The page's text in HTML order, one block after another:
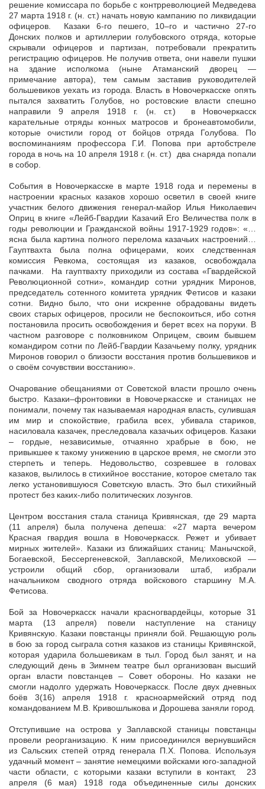
решение комиссара по борьбе с контрреволюцией Медведева
27 марта 1918 г. (н. ст.) начать новую кампанию по ликвидации
офицеров. Казаки 6-го пешего, 10–го и частично 27-го
Донских полков и артиллерии голубовского отряда, которые
скрывали офицеров и партизан, потребовали прекратить
регистрацию офицеров. Не получив ответа, они навели пушки
на здание исполкома (ныне Атаманский дворец —
примечание автора), тем самым заставив руководителей
большевиков уехать из города. Власть в Новочеркасске опять
пытался захватить Голубов, но ростовские власти спешно
направили 9 апреля 1918 г. (н. ст.) в Новочеркасск
карательные отряды конных матросов и бронеавтомобили,
которые очистили город от бойцов отряда Голубова. По
воспоминаниям профессора Г.И. Попова при артобстреле
города в ночь на 10 апреля 1918 г. (н. ст.) два снаряда попали
в собор.
События в Новочеркасске в марте 1918 года и перемены в
настроении красных казаков хорошо осветил в своей книге
участник белого движения генерал-майор Илья Николаевич
Оприц в книге «Лейб-Гвардии Казачий Его Величества полк в
годы революции и Гражданской войны 1917-1929 годов»: «…
ясна была картина полного перелома казачьих настроений…
Гауптвахта была полна офицерами, коих следственная
комиссия Ревкома, состоящая из казаков, освобождала
пачками. На гауптвахту приходили из состава «Гвардейской
Революционной сотни», командир сотни урядник Миронов,
председатель сотенного комитета урядник Фетисов и казаки
сотни. Видно было, что они искренне обрадованы видеть
своих старых офицеров, просили не беспокоиться, ибо сотня
постановила просить освобождения и берет всех на поруки. В
частном разговоре с полковником Оприцем, своим бывшем
командиром сотни по Лейб-Гвардии Казачьему полку, урядник
Миронов говорил о близости восстания против большевиков и
о своём сочувствии восстанию».
Очарование обещаниями от Советской власти прошло очень
быстро. Казаки–фронтовики в Новочеркасске и станицах не
понимали, почему так называемая народная власть, сулившая
им мир и спокойствие, грабила всех, убивала стариков,
насиловала казачек, преследовала казачьих офицеров. Казаки
– гордые, независимые, отчаянно храбрые в бою, не
привыкшее к такому унижению в царское время, не смогли это
стерпеть и теперь. Недовольство, созревшее в головах
казаков, вылилось в стихийное восстание, которое сметало так
легко установившуюся Советскую власть. Это был стихийный
протест без каких-либо политических лозунгов.
Центром восстания стала станица Кривянская, где 29 марта
(11 апреля) была получена депеша: «27 марта вечером
Красная гвардия вошла в Новочеркасск. Режет и убивает
мирных жителей». Казаки из ближайших станиц: Манычской,
Богаевской, Бессергеневской, Заплавской, Мелиховской —
устроили общий сбор, организовали штаб, избрали
начальником сводного отряда войскового старшину М.А.
Фетисова.
Бой за Новочеркасск начали красногвардейцы, которые 31
марта (13 апреля) повели наступление на станицу
Кривянскую. Казаки повстанцы приняли бой. Решающую роль
в бою за город сыграла сотня казаков из станицы Кривянской,
которая ударила большевикам в тыл. Город был занят, и на
следующий день в Зимнем театре был организован высший
орган власти повстанцев – Совет обороны. Но казаки не
смогли надолго удержать Новочеркасск. После двух дневных
боёв 3(16) апреля 1918 г. красноармейский отряд под
командованием М.В. Кривошлыкова и Дорошева заняли город.
Отступившие на острова у Заплавской станицы повстанцы
провели реорганизацию. К ним присоединился вернувшийся
из Сальских степей отряд генерала П.Х. Попова. Используя
удачный момент – занятие немецкими войсками юго-западной
части области, с которыми казаки вступили в контакт, 23
апреля (6 мая) 1918 года объединенные силы донских